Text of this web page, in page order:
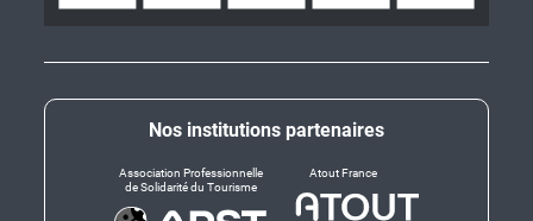
Nos institutions partenaires
Association Professionnelle
de Solidarité du Tourisme
Atout France